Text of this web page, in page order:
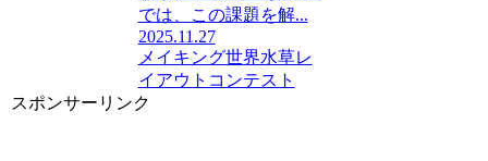
では、この課題を解...
2025.11.27
メイキング世界水草レ
イアウトコンテスト
スポンサーリンク